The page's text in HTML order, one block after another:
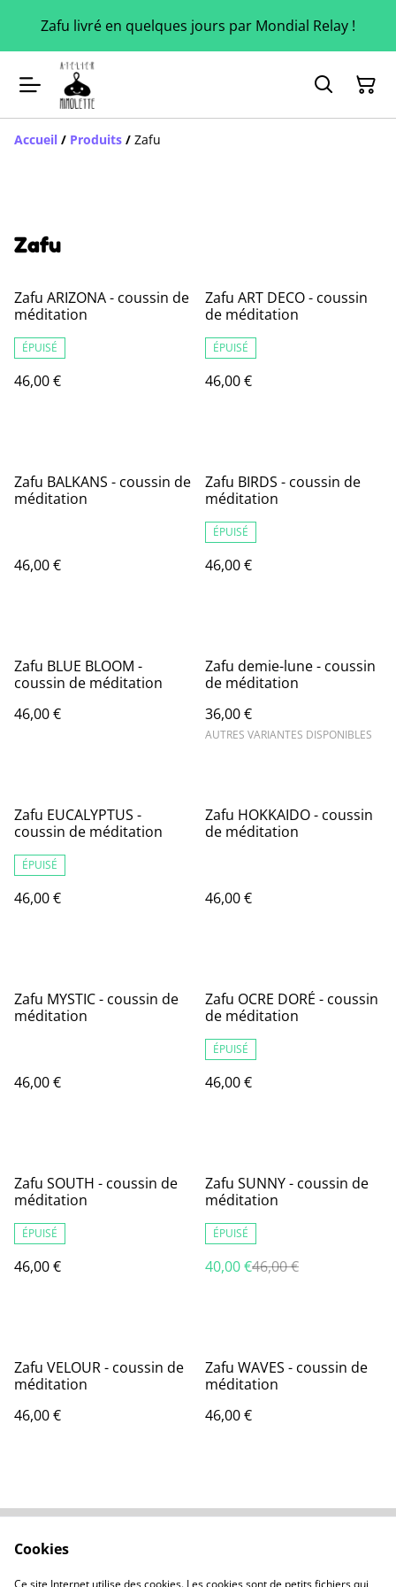
Zafu livré en quelques jours par Mondial Relay !
Accueil / Produits / Zafu
Zafu
Zafu ARIZONA - coussin de
méditation
ÉPUISÉ
46,00 €
Zafu ART DECO - coussin
de méditation
ÉPUISÉ
46,00 €
Zafu BALKANS - coussin de
méditation
46,00 €
Zafu BIRDS - coussin de
méditation
ÉPUISÉ
46,00 €
Zafu BLUE BLOOM -
coussin de méditation
46,00 €
Zafu demie-lune - coussin
de méditation
36,00 €
AUTRES VARIANTES DISPONIBLES
Zafu EUCALYPTUS -
coussin de méditation
ÉPUISÉ
46,00 €
Zafu HOKKAIDO - coussin
de méditation
46,00 €
Zafu MYSTIC - coussin de
méditation
46,00 €
Zafu OCRE DORÉ - coussin
de méditation
ÉPUISÉ
46,00 €
Zafu SOUTH - coussin de
méditation
ÉPUISÉ
46,00 €
%
Zafu SUNNY - coussin de
méditation
ÉPUISÉ
40,00 €46,00 €
Zafu VELOUR - coussin de
méditation
46,00 €
Zafu WAVES - coussin de
méditation
46,00 €
Privacy Policy
Cookie Policy
Cookies
Ce site Internet utilise des cookies. Les cookies sont de petits fichiers qui